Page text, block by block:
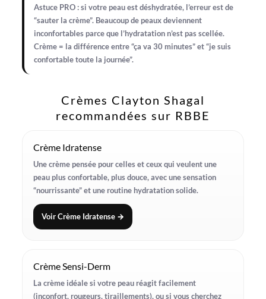
Astuce PRO :si votre peau est déshydratée, l’erreur est de
“sauter la crème”. Beaucoup de peaux deviennent
inconfortables parce que l’hydratation n’est pas scellée.
Crème = la différence entre “ça va 30 minutes” et “je suis
confortable toute la journée”.
Crèmes Clayton Shagal
recommandées sur RBBE
Crème Idratense
Une crème pensée pour celles et ceux qui veulent une
peau plus confortable, plus douce, avec une sensation
“nourrissante” et une routine hydratation solide.
Voir Crème Idratense →
Crème Sensi-Derm
La crème idéale si votre peau réagit facilement
(inconfort, rougeurs, tiraillements), ou si vous cherchez